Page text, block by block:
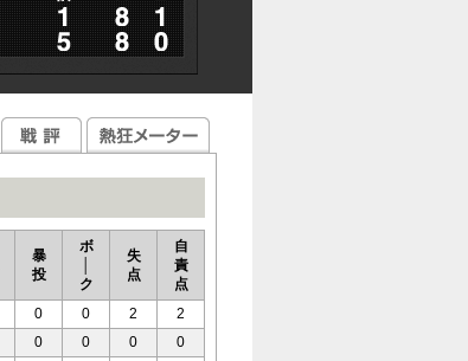
暴
投
ボ
ク
失
点
自
責
点
0 0 2
2
0 0 0
0